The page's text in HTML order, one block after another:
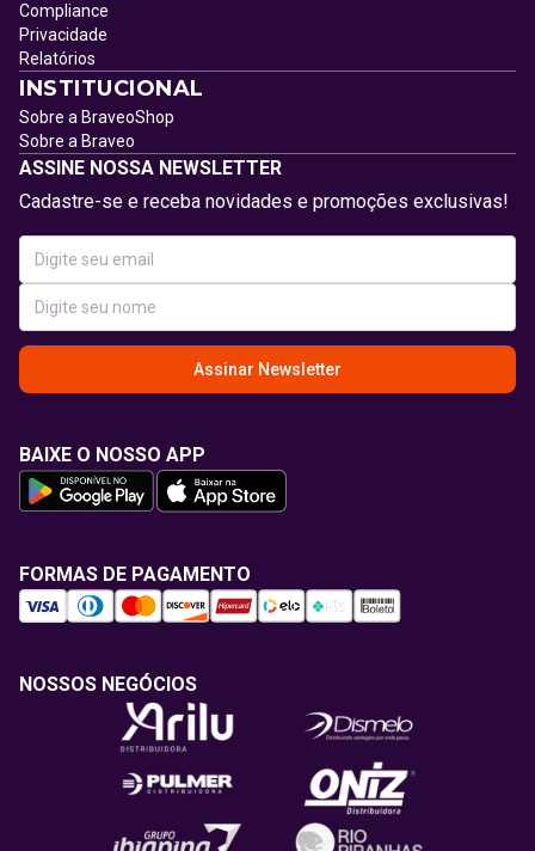
Compliance
Privacidade
Relatórios
INSTITUCIONAL
Sobre a BraveoShop
Sobre a Braveo
ASSINE NOSSA NEWSLETTER
Cadastre-se e receba novidades e promoções exclusivas!
Assinar Newsletter
BAIXE O NOSSO APP
FORMAS DE PAGAMENTO
NOSSOS NEGÓCIOS